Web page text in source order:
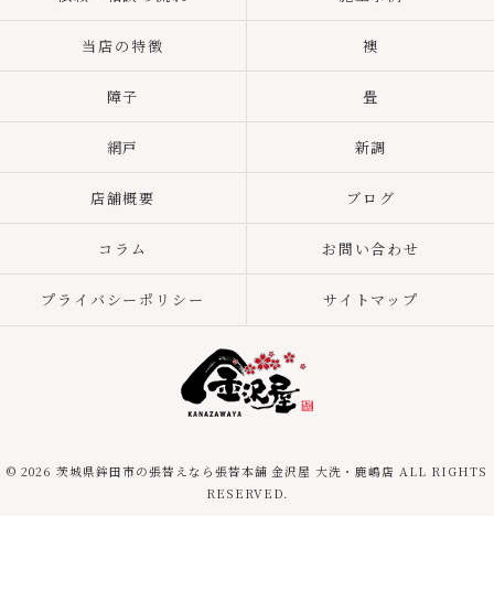
当店の特徴 襖
障子 畳
網戸 新調
店舗概要 ブログ
コラム お問い合わせ
プライバシーポリシー サイトマップ
© 2026 茨城県鉾田市の張替えなら張替本舗 金沢屋 大洗・鹿嶋店 ALL RIGHTS
RESERVED.